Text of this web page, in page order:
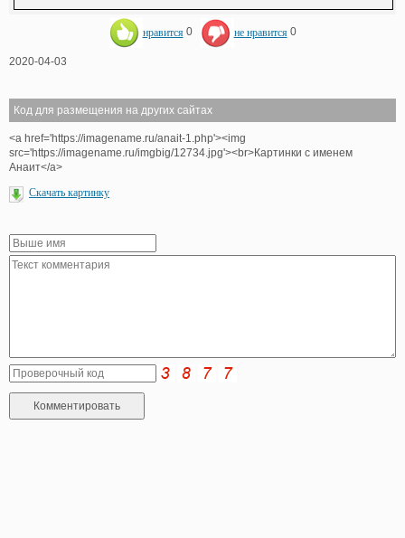
нравится 0 не нравится 0
2020-04-03
Код для размещения на других сайтах
<a href='https://imagename.ru/anait-1.php'><img
src='https://imagename.ru/imgbig/12734.jpg'><br>Картинки с именем
Анаит</a>
Скачать картинку